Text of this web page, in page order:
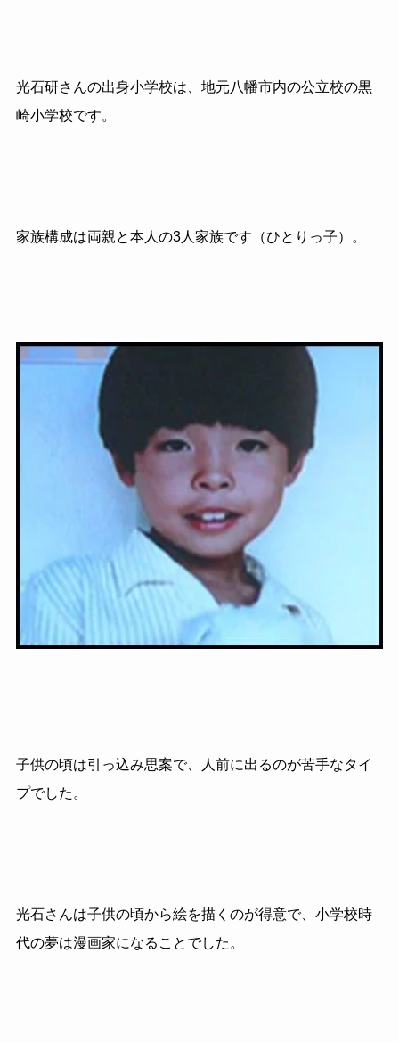
光石研さんの出身小学校は、地元八幡市内の公立校の黒
崎小学校です。
家族構成は両親と本人の3人家族です（ひとりっ子）。
子供の頃は引っ込み思案で、人前に出るのが苦手なタイ
プでした。
光石さんは子供の頃から絵を描くのが得意で、小学校時
代の夢は漫画家になることでした。